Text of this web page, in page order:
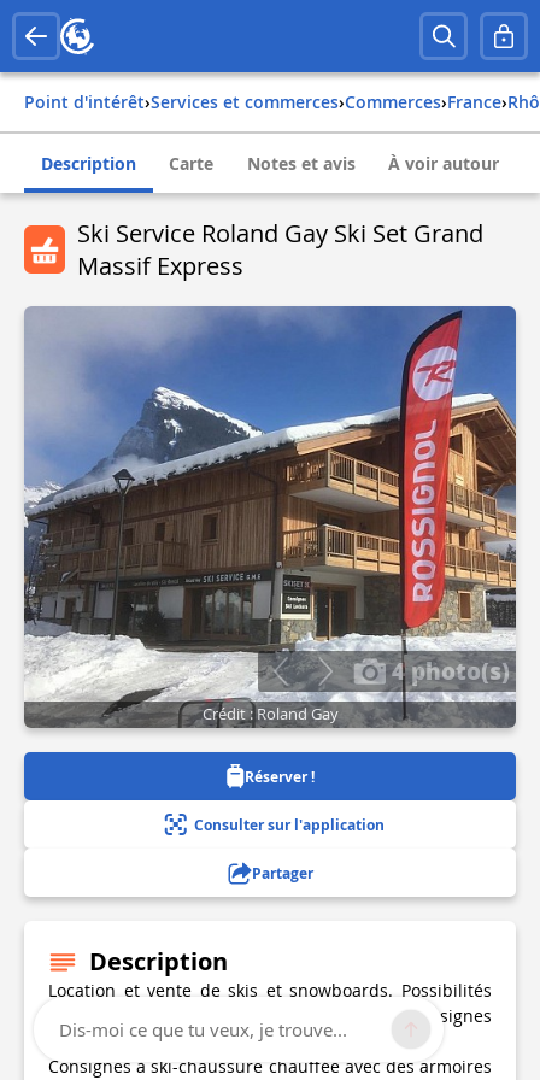
Point d'intérêt› Services et commerces› Commerces› france›
Description Carte Notes et avis À voir autour
Ski Service Roland Gay Ski Set Grand
Massif Express
4 photo(s)
Crédit : Roland Gay
Réserver !
Consulter sur l'application
Partager
Description
Location et vente de skis et snowboards. Possibilités
de laisser votre équipement dans nos trois consignes
à ski.
Consignes à ski-chaussure chauffée avec des armoires
Dis-moi ce que tu veux, je trouve...